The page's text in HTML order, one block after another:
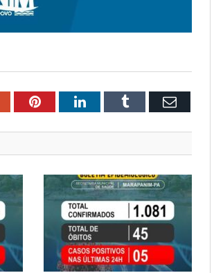
PinterestLinkedInTumblr Email